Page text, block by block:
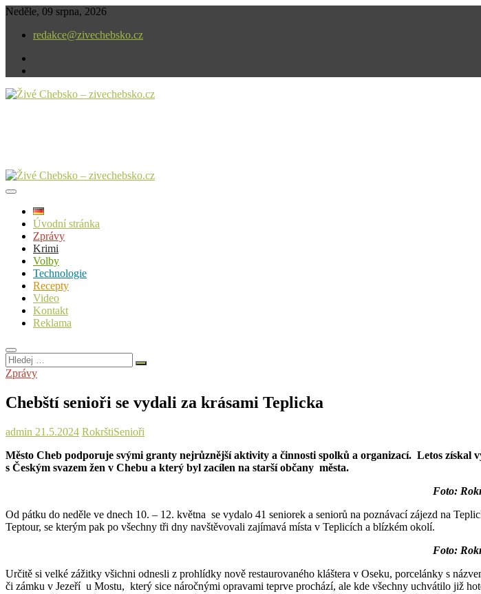
Skip
content
Neděle, 09 srpna, 2026
redakce@zivechebsko.cz
Úvodní stránka
Zprávy
Krimi
Volby
Technologie
Recepty
Video
Kontakt
Reklama
Hledej
…
Zprávy
Chebští senioři se vydali za krásami Teplicka
admin 21.5.2024 RokrštiSenioři
Město Cheb podporuje svými granty nejrůznější aktivity a činnosti spolků a organizací. Letos
s Českým svazem žen v Chebu a který byl zacílen na starší občany města.
Foto:
Od pátku do neděle ve dnech 10. – 12. května se vydalo 41 seniorek a seniorů na poznávací zájezd na
Teptour, se kterým pak po všechny tři dny navštěvovali zajímavá místa v Teplicích a blízkém okolí.
Foto:
Určitě si velké zážitky všichni odnesli z prohlídky nově restaurovaného kláštera v Oseku, porcelánky s
či zámku v Jezeří u Mostu, který sice náročnými opravami teprve prochází, ale kde všechny uchvátilo již